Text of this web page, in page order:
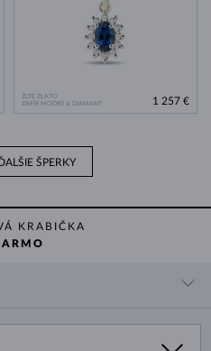
ŽLTÉ ZLATO
ZAFÍR MODRÝ & DIAMANT
1 257 €
ŠPERKY
KRABIČKA